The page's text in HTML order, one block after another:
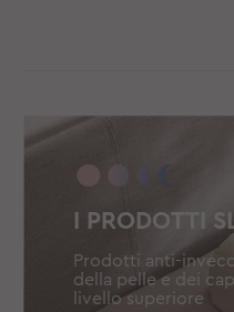
I PRODOTTI
Prodotti anti-
della pelle e dei
livello superiore